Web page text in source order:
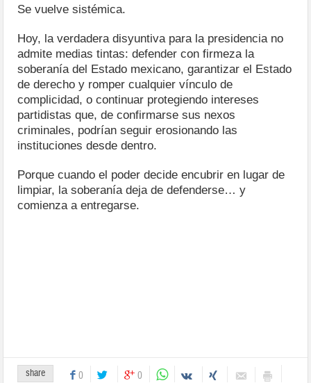
Se vuelve sistémica.
Hoy, la verdadera disyuntiva para la presidencia no
admite medias tintas: defender con firmeza la
soberanía del Estado mexicano, garantizar el Estado
de derecho y romper cualquier vínculo de
complicidad, o continuar protegiendo intereses
partidistas que, de confirmarse sus nexos
criminales, podrían seguir erosionando las
instituciones desde dentro.
Porque cuando el poder decide encubrir en lugar de
limpiar, la soberanía deja de defenderse… y
comienza a entregarse.
share 0 0